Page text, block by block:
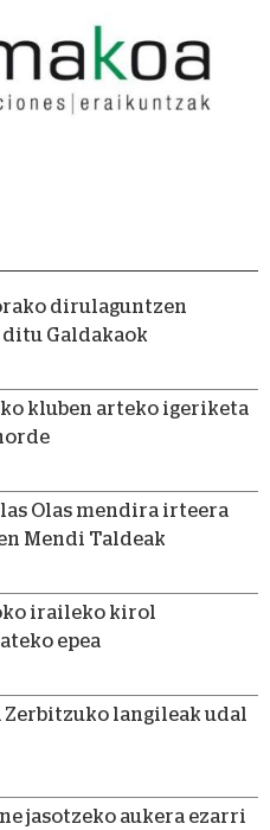
dirulaguntzen
Galdakaok
kluben arteko igeriketa
Olas mendira irteera
Mendi Taldeak
iraileko kirol
epea
Zerbitzuko langileak udal
jasotzeko aukera ezarri